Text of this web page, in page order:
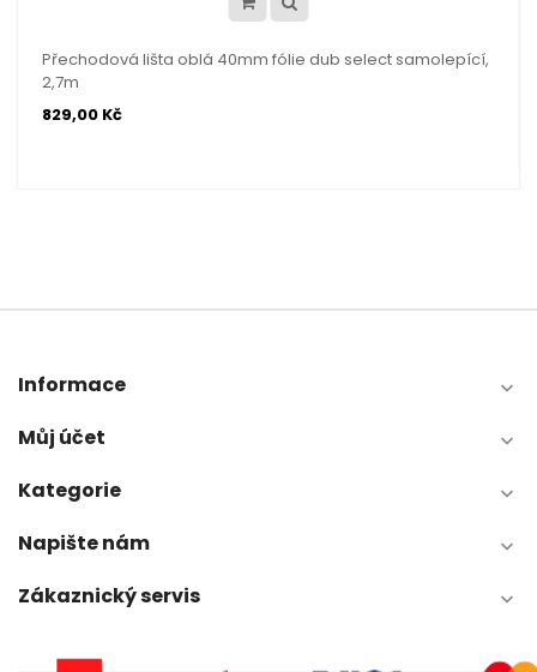
Přechodová lišta oblá 40mm fólie dub select samolepící,
2,7m
829,00 Kč
Informace 
Můj účet 
Kategorie 
Napište nám 
Zákaznický servis 